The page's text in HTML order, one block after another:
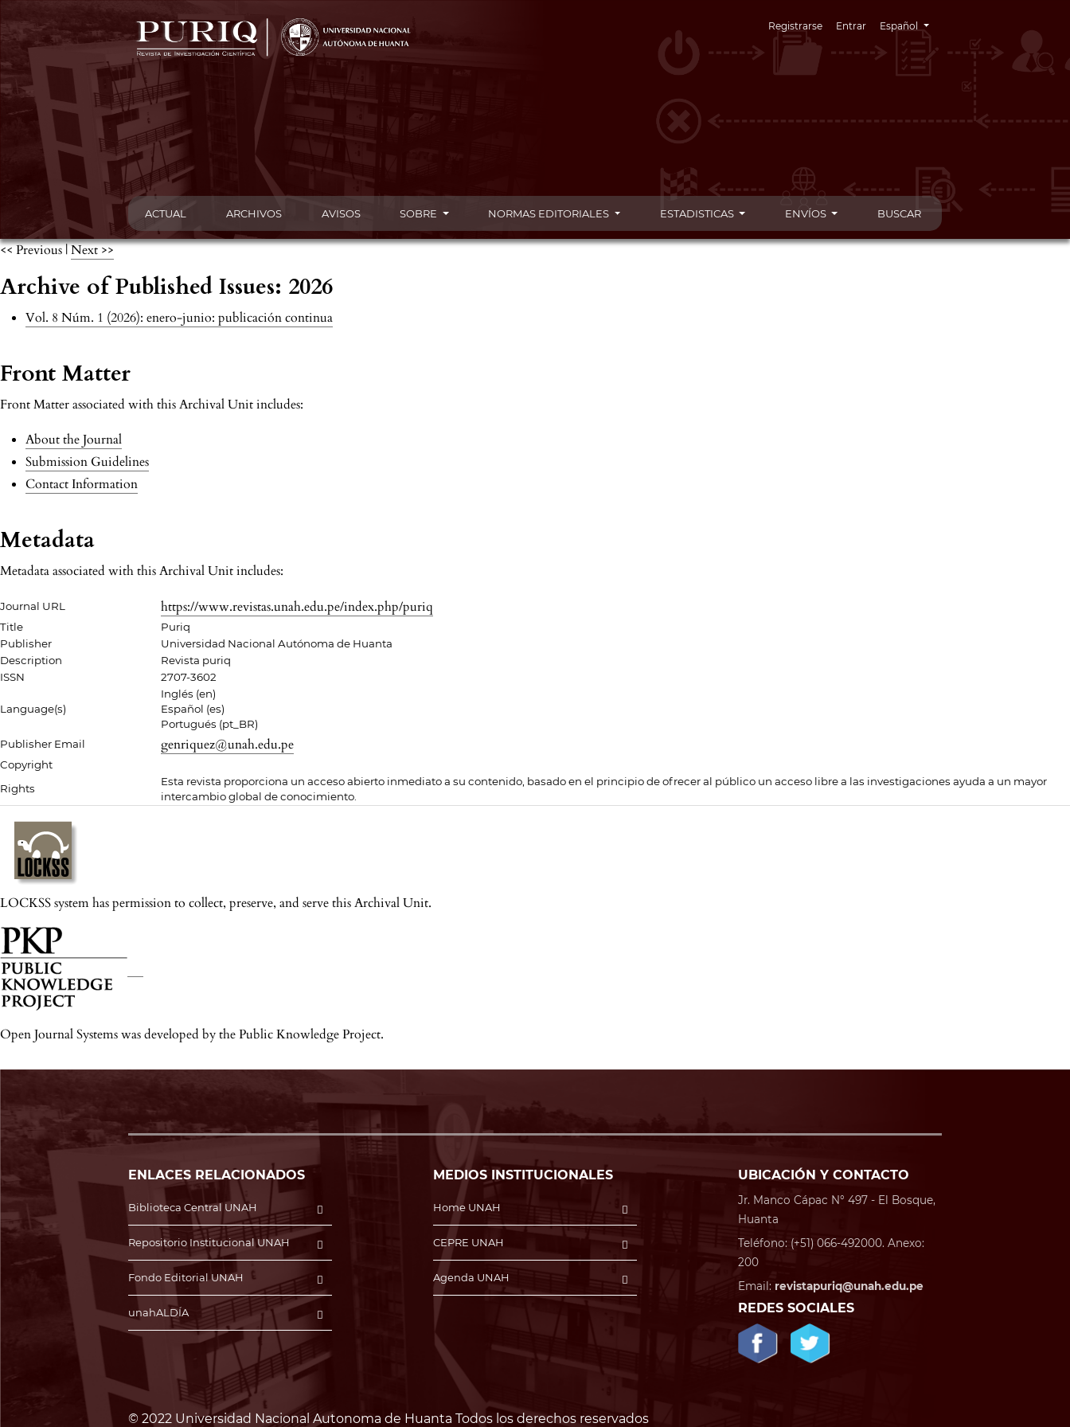
Registrarse Entrar Cambiar el idioma. El idioma actual es:
Español
ACTUAL ARCHIVOS AVISOS SOBRE NORMAS EDITORIALES ESTADISTICAS ENVÍOS BUSCAR
<< Previous|Next >>
Archive of Published Issues: 2026
Vol. 8 Núm. 1 (2026): enero-junio: publicación continua
Front Matter
Front Matter associated with this Archival Unit includes:
About the Journal
Submission Guidelines
Contact Information
Metadata
Metadata associated with this Archival Unit includes:
Journal URL https://www.revistas.unah.edu.pe/index.php/puriq
Title
Puriq
Publisher
Universidad Nacional Autónoma de Huanta
Description
Revista puriq
ISSN
2707-3602
Language(s)
Inglés (en)
Español (es)
Portugués (pt_BR)
Publisher Email
genriquez@unah.edu.pe
Copyright
Rights
Esta revista proporciona un acceso abierto inmediato a su contenido, basado en el principio de ofrecer al público un acceso libre a las investigaciones ayuda a un mayor
intercambio global de conocimiento.
LOCKSS system has permission to collect, preserve, and serve this Archival Unit.
Open Journal Systems was developed by the Public Knowledge Project.
ENLACES RELACIONADOS
Biblioteca Central UNAH
Repositorio Institucional UNAH
Fondo Editorial UNAH
unahALDÍA
MEDIOS INSTITUCIONALES
Home UNAH
CEPRE UNAH
Agenda UNAH
UBICACIÓN Y CONTACTO
Jr. Manco Cápac N° 497 - El Bosque,
Huanta
Teléfono: (+51) 066-492000. Anexo:
200
Email: revistapuriq@unah.edu.pe
REDES SOCIALES
© 2022 Universidad Nacional Autonoma de Huanta Todos los derechos reservados